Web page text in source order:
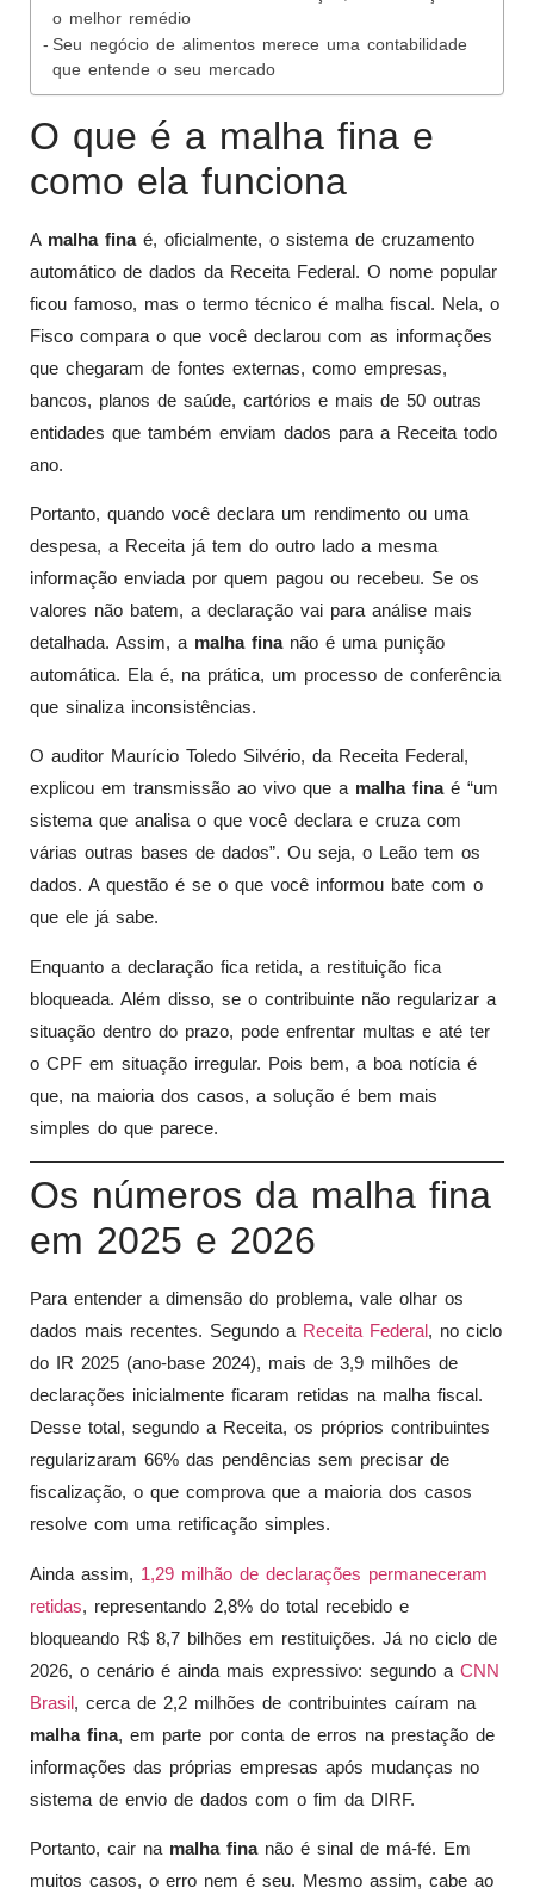
o melhor remédio
Seu negócio de alimentos merece uma contabilidade
que entende o seu mercado
O que é a malha fina e
como ela funciona
A malha finaé, oficialmente, o sistema de cruzamento
automático de dados da Receita Federal. O nome popular
ficou famoso, mas o termo técnico é malha fiscal. Nela, o
Fisco compara o que você declarou com as informações
que chegaram de fontes externas, como empresas,
bancos, planos de saúde, cartórios e mais de 50 outras
entidades que também enviam dados para a Receita todo
ano.
Portanto, quando você declara um rendimento ou uma
despesa, a Receita já tem do outro lado a mesma
informação enviada por quem pagou ou recebeu. Se os
valores não batem, a declaração vai para análise mais
detalhada. Assim, a malha finanão é uma punição
automática. Ela é, na prática, um processo de conferência
que sinaliza inconsistências.
O auditor Maurício Toledo Silvério, da Receita Federal,
explicou em transmissão ao vivo que a malha finaé “um
sistema que analisa o que você declara e cruza com
várias outras bases de dados”. Ou seja, o Leão tem os
dados. A questão é se o que você informou bate com o
que ele já sabe.
Enquanto a declaração fica retida, a restituição fica
bloqueada. Além disso, se o contribuinte não regularizar a
situação dentro do prazo, pode enfrentar multas e até ter
o CPF em situação irregular. Pois bem, a boa notícia é
que, na maioria dos casos, a solução é bem mais
simples do que parece.
Os números da malha fina
em 2025 e 2026
Para entender a dimensão do problema, vale olhar os
dados mais recentes. Segundo a Receita Federal, no ciclo
do IR 2025 (ano-base 2024), mais de 3,9 milhões de
declarações inicialmente ficaram retidas na malha fiscal.
Desse total, segundo a Receita, os próprios contribuintes
regularizaram 66% das pendências sem precisar de
fiscalização, o que comprova que a maioria dos casos
resolve com uma retificação simples.
Ainda assim, 1,29 milhão de declarações permaneceram
retidas, representando 2,8% do total recebido e
bloqueando R$ 8,7 bilhões em restituições. Já no ciclo de
2026, o cenário é ainda mais expressivo: segundo a CNN
Brasil, cerca de 2,2 milhões de contribuintes caíram na
malha fina, em parte por conta de erros na prestação de
informações das próprias empresas após mudanças no
sistema de envio de dados com o fim da DIRF.
Portanto, cair na malha finanão é sinal de má-fé. Em
muitos casos, o erro nem é seu. Mesmo assim, cabe ao